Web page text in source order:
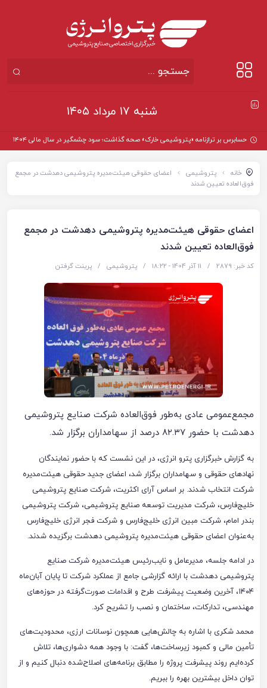
شنبه ۱۷ مرداد ۱۴۰۵
حسابرس بر ترازنامه «پتروشیمی خارک» صحه گذاشت؛ سود چشمگیر در سال مالی ۱۴۰۴
خانه پتروشیمی
اعضای حقوقی هیئت‌مدیره پتروشیمی دهدشت در مجمع
فوق‌العاده تعیین شدند
اعضای حقوقی هیئت‌مدیره پتروشیمی دهدشت در مجمع
فوق‌العاده تعیین شدند
کد خبر: 2879 / 11 آذر 1404 - ۱۸:۲۲ / پتروشیمی / پرینت گرفتن
مجمع‌عمومی عادی به‌طور فوق‌العاده شرکت صنایع پتروشیمی
دهدشت با حضور ۸۲.۳۷ درصد از سهامداران برگزار شد.
به گزارش خبرگزاری پترو انرژی، در این نشست که با حضور نمایندگان
نهادهای حقوقی و سهامداران برگزار شد، اعضای جدید حقوقی هیئت‌مدیره
شرکت انتخاب شدند. بر اساس آرای اکثریت، شرکت صنایع پتروشیمی
خلیج‌فارس، شرکت مدیریت توسعه صنایع پتروشیمی، شرکت پتروشیمی
بندر امام، شرکت مبین انرژی خلیج‌فارس و شرکت فجر انرژی خلیج‌فارس
به‌عنوان اعضای حقوقی هیئت‌مدیره پتروشیمی دهدشت برگزیده شدند.
در ادامه جلسه، مدیرعامل و نایب‌رئیس هیئت‌مدیره شرکت صنایع
پتروشیمی دهدشت با ارائه گزارشی جامع از عملکرد شرکت تا پایان آبان‌ماه
۱۴۰۴، آخرین وضعیت پیشرفت طرح و اقدامات صورت‌گرفته در حوزه‌های
مهندسی، تدارکات، ساختمان و نصب را تشریح کرد.
محمد شکری با اشاره به چالش‌هایی همچون نوسانات ارزی، محدودیت‌های
تأمین مالی و کمبود زیرساخت‌ها، گفت: با وجود همه دشواری‌ها، تلاش
کرده‌ایم روند پیشرفت پروژه را مطابق برنامه‌های اصلاح‌شده دنبال کنیم و از
توان داخل بیشترین بهره را ببریم.